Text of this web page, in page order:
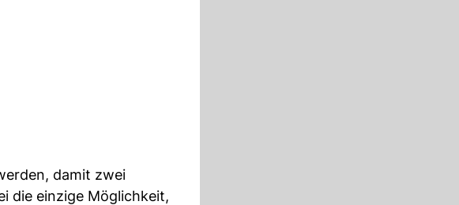
damit zwei
die einzige Möglichkeit,